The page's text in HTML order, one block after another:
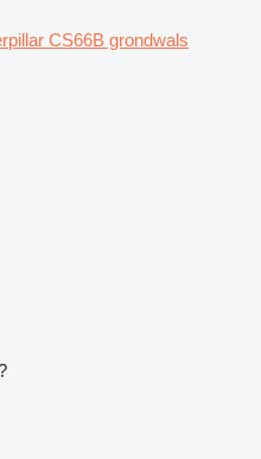
CS66B grondwals